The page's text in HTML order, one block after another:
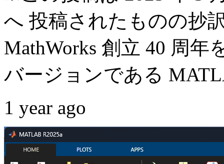
へ 投稿されたものの抄
MathWorks 創立 40 周
バージョンである
1 year ago